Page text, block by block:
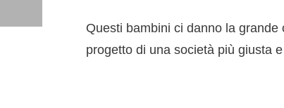
Questi bambini ci danno la
progetto di una società più giusta